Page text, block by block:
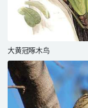
大黄冠啄木鸟